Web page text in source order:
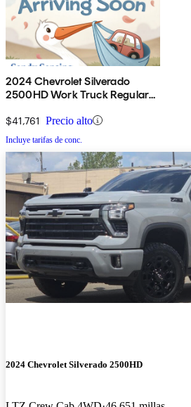
2024 Chevrolet Silverado
2500HD Work Truck Regular
$41,761 Precio alto
Incluye tarifas de conc.
2024 Chevrolet Silverado 2500HD